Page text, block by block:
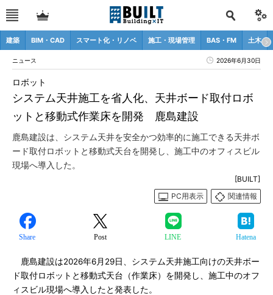
建築 BIM・CAD スマート化・リノベ 施工・現場管理 BAS・FM 土木
ニュース 2026年6月30日
システム天井施工を省人化、天井ボード取付ロボ
ットと移動式作業床を開発 鹿島建設
ロボット
鹿島建設は、システム天井を安全かつ効率的に施工できる天井ボ
ード取付ロボットと移動式天台を開発し、施工中のオフィスビル
現場へ導入した。
[BUILT]
PC用表示
関連情報
Share Post LINE Hatena
鹿島建設は2026年6月29日、システム天井施工向けの天井ボー
ド取付ロボットと移動式天台（作業床）を開発し、施工中のオフ
ィスビル現場へ導入したと発表した。